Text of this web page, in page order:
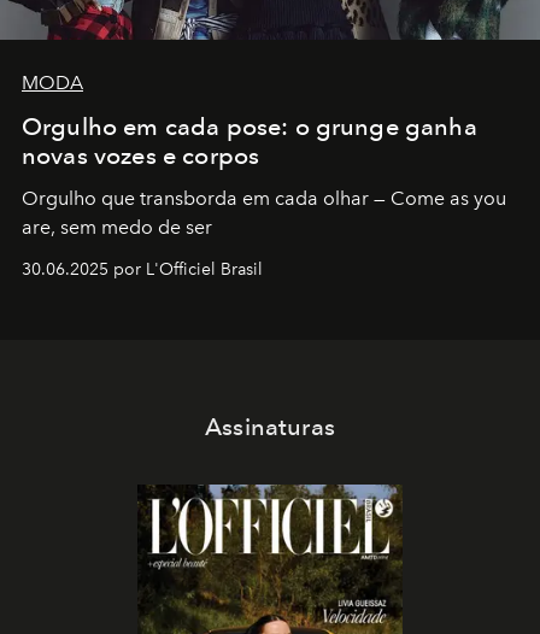
MODA
Orgulho em cada pose: o grunge ganha
novas vozes e corpos
Orgulho que transborda em cada olhar — Come as you
are, sem medo de ser
30.06.2025 por L'Officiel Brasil
Assinaturas